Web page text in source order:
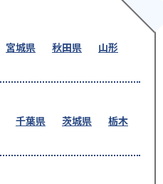
宮城県 秋田県
山形
千葉県 茨城県
栃木